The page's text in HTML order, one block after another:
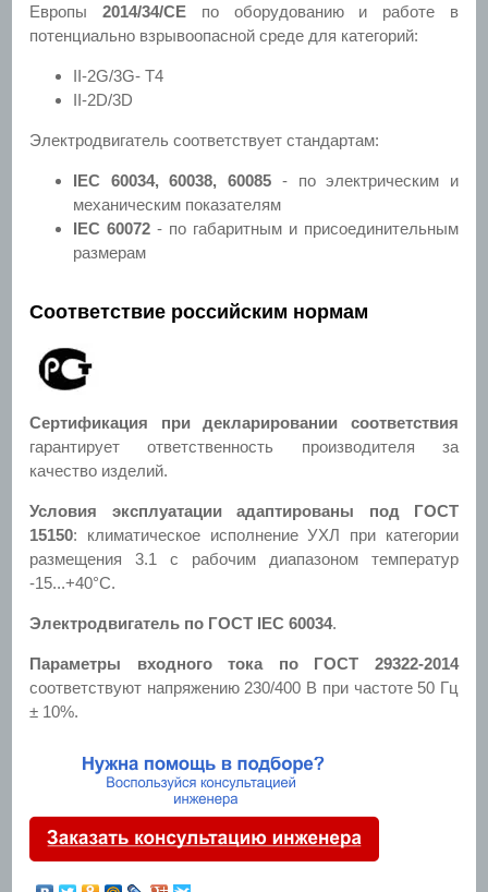
Европы 2014/34/CEпо оборудованию и работе в
потенциально взрывоопасной среде для категорий:
II-2G/3G- Т4
II-2D/3D
Электродвигатель соответствует стандартам:
IEC 60034, 60038, 60085 - по электрическим и
механическим показателям
IEC 60072 - по габаритным и присоединительным
размерам
Соответствие российским нормам
Сертификация при декларировании соответствия
гарантирует ответственность производителя за
качество изделий.
Условия эксплуатации адаптированы под ГОСТ
15150: климатическое исполнение УХЛ при категории
размещения 3.1 с рабочим диапазоном температур
-15...+40°С.
Электродвигатель по ГОСТ IEC 60034.
Параметры входного тока по ГОСТ 29322-2014
соответствуют напряжению 230/400 В при частоте 50 Гц
± 10%.